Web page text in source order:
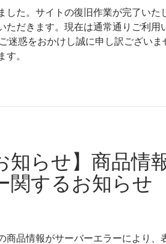
した。サイトの復旧作業が完了いた
ただきます。現在は通常通りご利用
迷惑をおかけし誠に申し訳ございま
。
知らせ】商品情
関するお知らせ
商品情報がサーバーエラーにより、